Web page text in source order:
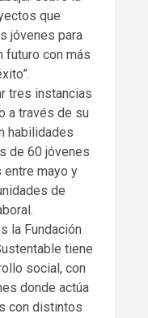
que
jóvenes para
futuro con más
tres instancias
a través de su
habilidades
de 60 jóvenes
mayo y
de
la Fundación
tiene
social, con
donde actúa
con distintos